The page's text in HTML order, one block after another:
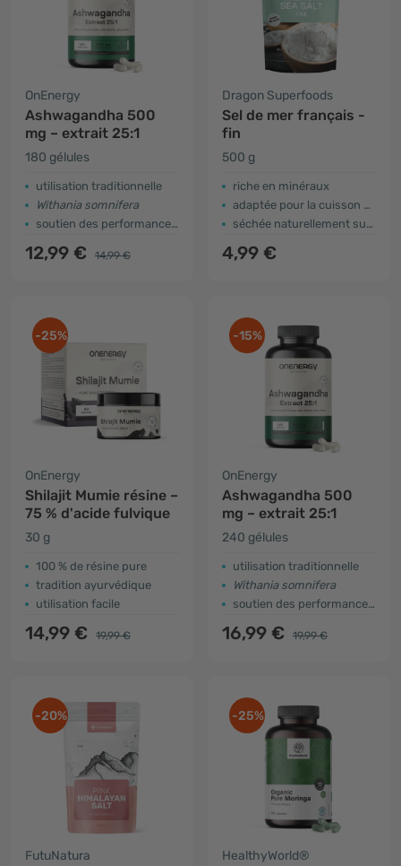
OnEnergy
Ashwagandha 500
mg – extrait 25:1
180 gélules
utilisation traditionnelle
Withania somnifera
soutien des performances physiques et mentales
12,99 € 14,99 €
Dragon Superfoods
Sel de mer français -
fin
500 g
riche en minéraux
adaptée pour la cuisson et la pâtisserie
séchée naturellement sur de l'argile
4,99 €
-25%
OnEnergy
Shilajit Mumie résine –
75 % d'acide fulvique
30 g
100 % de résine pure
tradition ayurvédique
utilisation facile
14,99 € 19,99 €
-15%
OnEnergy
Ashwagandha 500
mg – extrait 25:1
240 gélules
utilisation traditionnelle
Withania somnifera
soutien des performances physiques et mentales
16,99 € 19,99 €
-20%
FutuNatura
-25%
HealthyWorld®